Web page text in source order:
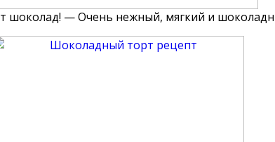
шоколад! — Очень нежный, мягкий и